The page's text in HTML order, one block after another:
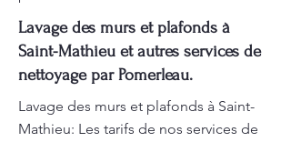
Lavage des murs et plafonds à
Saint-Mathieu et autres services de
nettoyage par Pomerleau.
Lavage des murs et plafonds à Saint-
Mathieu: Les tarifs de nos services de